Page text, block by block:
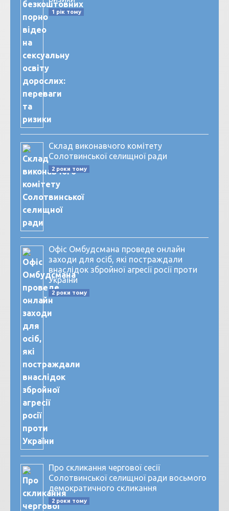
1 рік тому
Склад виконавчого комітету
Солотвинської селищної ради
2 роки тому
Офіс Омбудсмана проведе онлайн
заходи для осіб, які постраждали
внаслідок збройної агресії росії проти
України
2 роки тому
Про скликання чергової сесії
Солотвинської селищної ради восьмого
демократичного скликання
2 роки тому